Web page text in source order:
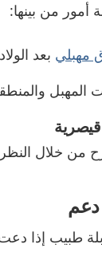
أمور من بينها:
مهبلي بعد
من خلال
دعم
طبيب إذا